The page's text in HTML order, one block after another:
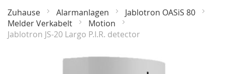
Zuhause Alarmanlagen
Jablotron OASiS 80
Melder Verkabelt
Motion
Jablotron JS-20 Largo P.I.R. detector